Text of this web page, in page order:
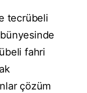
tecrübeli
fahri
çözüm